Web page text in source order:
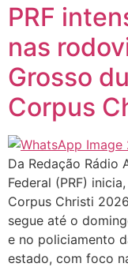
PRF
nas
Grosso
Corpus
Da Redação Rádio
Federal (PRF)
Corpus Christi
segue até o
e no policiamento
estado, com foco